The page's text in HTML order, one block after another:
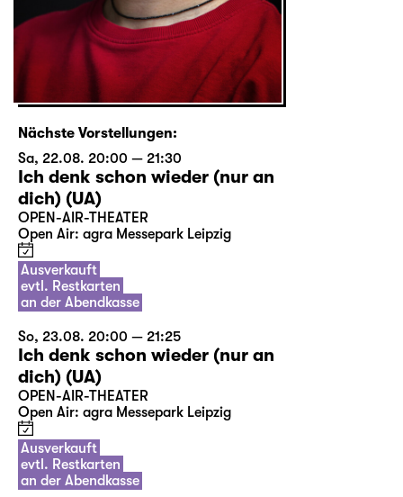
Nächste Vorstellungen:
Sa, 22.08. 20:00 — 21:30
Ich denk schon wieder (nur an
dich) (UA)
OPEN-AIR-THEATER
Open Air: agra Messepark Leipzig
Ausverkauft
evtl. Restkarten
an der Abendkasse
So, 23.08. 20:00 — 21:25
Ich denk schon wieder (nur an
dich) (UA)
OPEN-AIR-THEATER
Open Air: agra Messepark Leipzig
Ausverkauft
evtl. Restkarten
an der Abendkasse